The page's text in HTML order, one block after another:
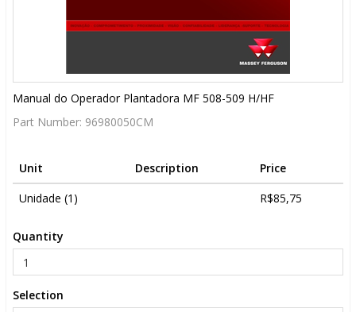
Manual do Operador Plantadora MF 508-509 H/HF
Part Number: 96980050CM
Unit Description
Price
Unidade (1)
R$85,75
Quantity
Selection